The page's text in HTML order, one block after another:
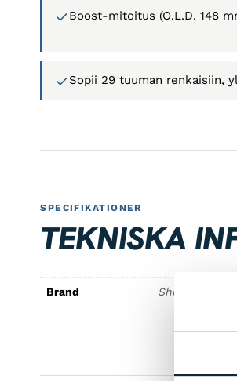
Boost-mitoitus (O.L.D. 148
Sopii 29 tuuman renkaisiin,
SPECIFIKATIONER
TEKNISKA
Brand Shimano